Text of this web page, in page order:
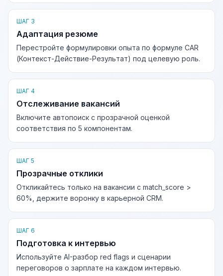
ШАГ 3
Адаптация резюме
Перестройте формулировки опыта по формуле CAR
(Контекст-Действие-Результат) под целевую роль.
ШАГ 4
Отслеживание вакансий
Включите автопоиск с прозрачной оценкой
соответствия по 5 компонентам.
ШАГ 5
Прозрачные отклики
Откликайтесь только на вакансии с match_score >
60%, держите воронку в карьерной CRM.
ШАГ 6
Подготовка к интервью
Используйте AI-разбор red flags и сценарии
переговоров о зарплате на каждом интервью.